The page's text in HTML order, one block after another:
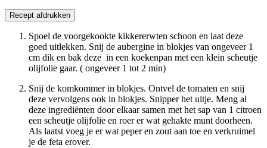
Recept afdrukken
Spoel de voorgekookte kikkererwten schoon en laat deze
goed uitlekken. Snij de aubergine in blokjes van ongeveer 1
cm dik en bak deze in een koekenpan met een klein scheutje
olijfolie gaar. ( ongeveer 1 tot 2 min)
Snij de komkommer in blokjes. Ontvel de tomaten en snij
deze vervolgens ook in blokjes. Snipper het uitje. Meng al
deze ingrediënten door elkaar samen met het sap van 1 citroen
een scheutje olijfolie en roer er wat gehakte munt doorheen.
Als laatst voeg je er wat peper en zout aan toe en verkruimel
je de feta erover.